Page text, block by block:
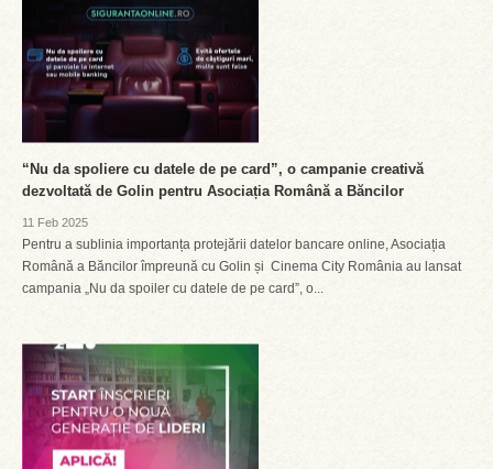
“Nu da spoliere cu datele de pe card”, o campanie creativă
dezvoltată de Golin pentru Asociația Română a Băncilor
11 Feb 2025
Pentru a sublinia importanța protejării datelor bancare online, Asociația
Română a Băncilor împreună cu Golin și Cinema City România au lansat
campania „Nu da spoiler cu datele de pe card”, o...